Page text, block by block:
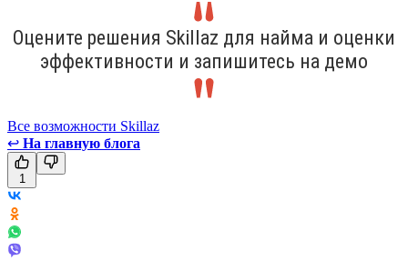
Оцените решения Skillaz для найма и оценки
эффективности и запишитесь на демо
Все возможности Skillaz
↩ На главную блога
1